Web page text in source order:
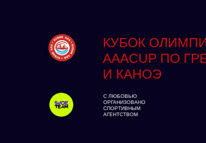
КУБОК
AAACUP ПО
И КАНОЭ
С ЛЮБОВЬЮ
ОРГАНИЗОВАНО
СПОРТИВНЫМ
АГЕНТСТВОМ